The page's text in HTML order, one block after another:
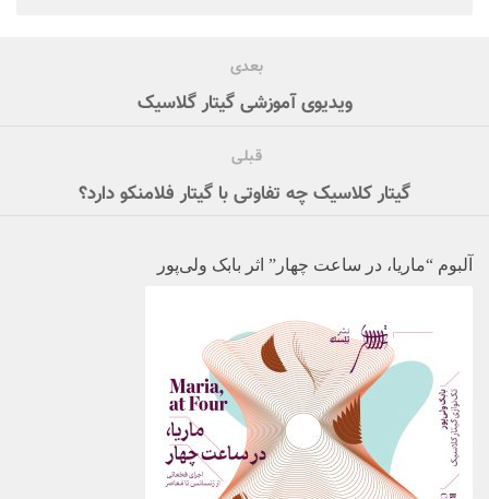
بعدی
ویدیوی آموزشی گیتار گلاسیک
قبلی
گیتار کلاسیک چه تفاوتی با گیتار فلامنکو دارد؟
آلبوم “ماریا، در ساعت چهار” اثر بابک ولی‌پور